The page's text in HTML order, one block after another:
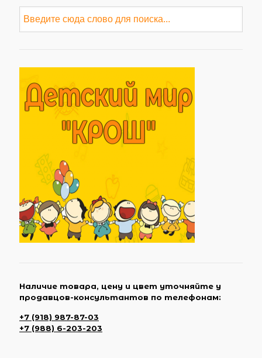
Наличие товара, цену и цвет уточняйте у
продавцов-консультантов по телефонам:
+7 (918) 987-87-03
+7 (988) 6-203-203